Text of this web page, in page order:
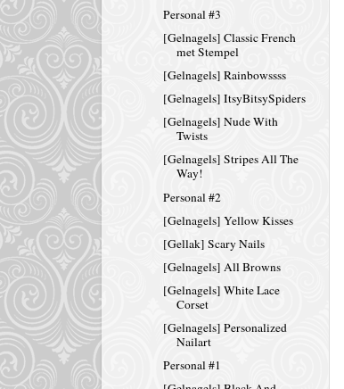
Personal #3
[Gelnagels] Classic French
met Stempel
[Gelnagels] Rainbowssss
[Gelnagels] ItsyBitsySpiders
[Gelnagels] Nude With
Twists
[Gelnagels] Stripes All The
Way!
Personal #2
[Gelnagels] Yellow Kisses
[Gellak] Scary Nails
[Gelnagels] All Browns
[Gelnagels] White Lace
Corset
[Gelnagels] Personalized
Nailart
Personal #1